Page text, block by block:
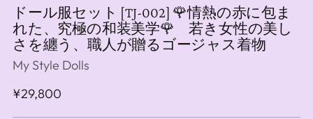
ドール服セット [TJ-002] 🌹情熱の赤に包ま
れた、究極の和装美学🌹 若き女性の美し
さを纏う、職人が贈るゴージャス着物
My Style Dolls
通
¥29,800